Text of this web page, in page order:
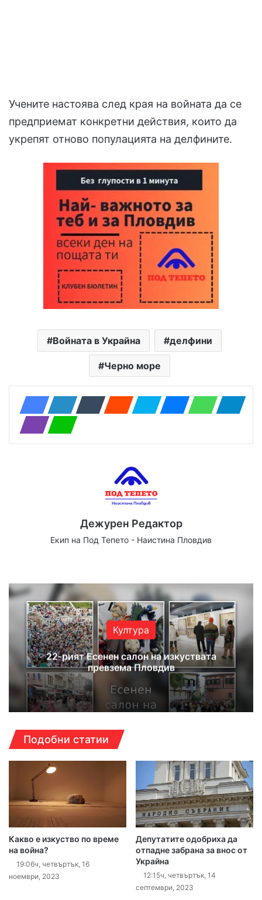
Учените настоява след края на войната да се
предприемат конкретни действия, които да
укрепят отново популацията на делфините.
Войната в Украйна делфини
Черно море
Дежурен Редактор
Екип на Под Тепето - Наистина Пловдив
Култура
22-рият Есенен салон на изкуствата
превзема Пловдив
Подобни статии
Какво е изкуство по време
на война?
19:06ч, четвъртък, 16
ноември, 2023
Депутатите одобриха да
отпадне забрана за внос от
Украйна
12:15ч, четвъртък, 14
септември, 2023